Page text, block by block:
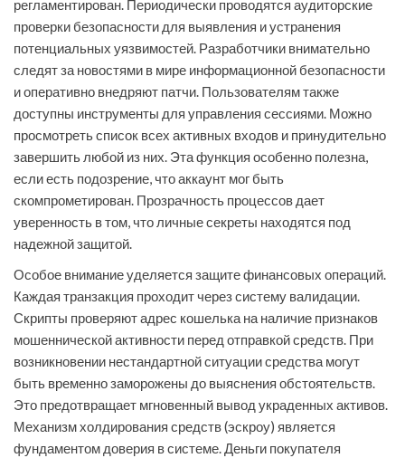
регламентирован. Периодически проводятся аудиторские
проверки безопасности для выявления и устранения
потенциальных уязвимостей. Разработчики внимательно
следят за новостями в мире информационной безопасности
и оперативно внедряют патчи. Пользователям также
доступны инструменты для управления сессиями. Можно
просмотреть список всех активных входов и принудительно
завершить любой из них. Эта функция особенно полезна,
если есть подозрение, что аккаунт мог быть
скомпрометирован. Прозрачность процессов дает
уверенность в том, что личные секреты находятся под
надежной защитой.
Особое внимание уделяется защите финансовых операций.
Каждая транзакция проходит через систему валидации.
Скрипты проверяют адрес кошелька на наличие признаков
мошеннической активности перед отправкой средств. При
возникновении нестандартной ситуации средства могут
быть временно заморожены до выяснения обстоятельств.
Это предотвращает мгновенный вывод украденных активов.
Механизм холдирования средств (эскроу) является
фундаментом доверия в системе. Деньги покупателя